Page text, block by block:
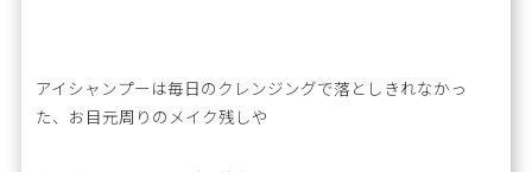
アイシャンプーは毎日のクレンジングで落としきれなかっ
た、お目元周りのメイク残しや